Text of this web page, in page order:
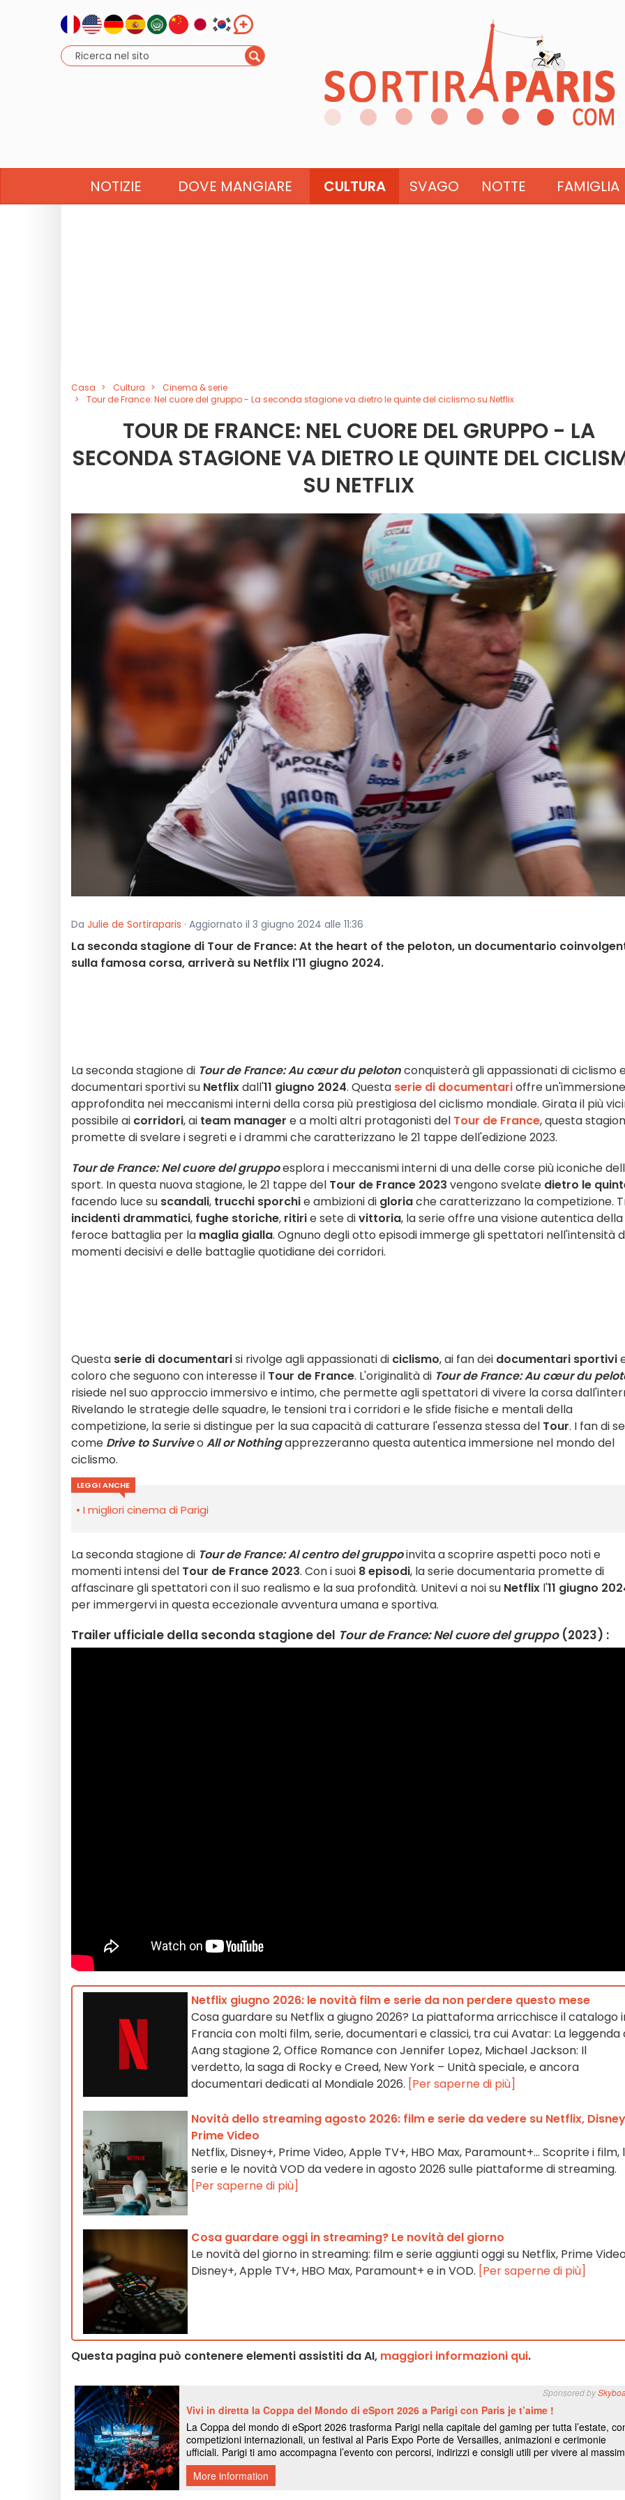
NOTIZIE DOVE MANGIARE CULTURA SVAGO NOTTE FAMIGLIA
Casa Cultura
Cinema & serie
Tour de France: Nel cuore del gruppo - La seconda stagione va dietro le quinte del ciclismo su Netflix
TOUR DE FRANCE: NEL CUORE DEL GRUPPO - LA
SECONDA STAGIONE VA DIETRO LE QUINTE DEL
SU NETFLIX
Da Julie de Sortiraparis · Aggiornato il 3 giugno 2024 alle 11:36
La seconda stagione di Tour de France: At the heart of the peloton, un documentario
sulla famosa corsa, arriverà su Netflix l'11 giugno 2024.
La seconda stagione di Tour de France: Au cœur du pelotonconquisterà gli appassionati di ciclismo
documentari sportivi su Netflixdall'11 giugno 2024. Questa serie di documentarioffre un'immersione
approfondita nei meccanismi interni della corsa più prestigiosa del ciclismo mondiale. Girata il più
possibile ai corridori, ai team manager e a molti altri protagonisti del Tour de France, questa
promette di svelare i segreti e i drammi che caratterizzano le 21 tappe dell'edizione 2023.
Tour de France: Nel cuore del gruppoesplora i meccanismi interni di una delle corse più iconiche
sport. In questa nuova stagione, le 21 tappe del Tour de France 2023 vengono svelate dietro le
facendo luce su scandali, trucchi sporchie ambizioni di gloriache caratterizzano la competizione.
incidenti drammatici, fughe storiche, ritirie sete divittoria, la serie offre una visione autentica della
feroce battaglia per la maglia gialla. Ognuno degli otto episodi immerge gli spettatori nell'intensità
momenti decisivi e delle battaglie quotidiane dei corridori.
Questa serie di documentarisi rivolge agli appassionati di ciclismo, ai fan dei documentari sportivi
coloro che seguono con interesse il Tour de France. L'originalità di Tour de France: Au cœur du
risiede nel suo approccio immersivo e intimo, che permette agli spettatori di vivere la corsa
Rivelando le strategie delle squadre, le tensioni tra i corridori e le sfide fisiche e mentali della
competizione, la serie si distingue per la sua capacità di catturare l'essenza stessa del Tour. I fan di
come Drive to Surviveo All or Nothingapprezzeranno questa autentica immersione nel mondo del
ciclismo.
LEGGI ANCHE
I migliori cinema di Parigi
La seconda stagione di Tour de France: Al centro del gruppoinvita a scoprire aspetti poco noti e
momenti intensi del Tour de France 2023. Con i suoi 8 episodi, la serie documentaria promette di
affascinare gli spettatori con il suo realismo e la sua profondità. Unitevi a noi su Netflix l'11 giugno
per immergervi in questa eccezionale avventura umana e sportiva.
Trailer ufficiale della seconda stagione del Tour de France: Nel cuore del gruppo (2023) :
Netflix giugno 2026: le novità film e serie da non perdere questo mese
Cosa guardare su Netflix a giugno 2026? La piattaforma arricchisce il catalogo
Francia con molti film, serie, documentari e classici, tra cui Avatar: La leggenda
Aang stagione 2, Office Romance con Jennifer Lopez, Michael Jackson: Il
verdetto, la saga di Rocky e Creed, New York – Unità speciale, e ancora
documentari dedicati al Mondiale 2026. [Per saperne di più]
Novità dello streaming agosto 2026: film e serie da vedere su Netflix,
Prime Video
Netflix, Disney+, Prime Video, Apple TV+, HBO Max, Paramount+… Scoprite i film,
serie e le novità VOD da vedere in agosto 2026 sulle piattaforme di streaming.
[Per saperne di più]
Cosa guardare oggi in streaming? Le novità del giorno
Le novità del giorno in streaming: film e serie aggiunti oggi su Netflix, Prime
Disney+, Apple TV+, HBO Max, Paramount+ e in VOD. [Per saperne di più]
Questa pagina può contenere elementi assistiti da AI, maggiori informazioni qui.